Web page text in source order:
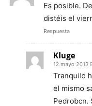
Es posible.
distéis el
Respuesta
Kluge
12 mayo 2013
Tranquilo
el mismo
Pedrobcn.